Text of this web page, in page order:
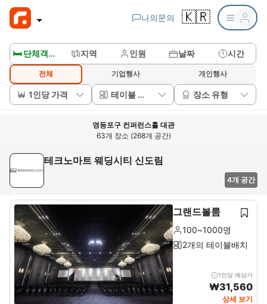
나의문의 🇰🇷
🛏️ 단체객실보기 지역 인원 날짜 시간
전체 기업행사 개인행사
1인당 가격 테이블 배치 장소 유형
영등포구 컨퍼런스홀 대관
63개 장소 (268개 공간)
테크노마트 웨딩시티 신도림
4개 공간
그랜드볼룸
100~1000명
2개의 테이블배치
1인당 예상가
₩31,560
상세 보기